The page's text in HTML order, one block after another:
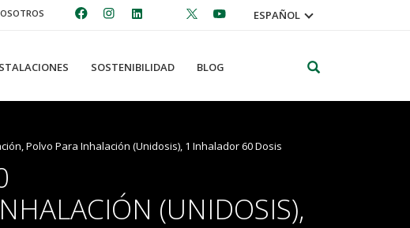
ESPAÑOL
SOSTENIBILIDAD BLOG
Polvo Para Inhalación (Unidosis), 1 Inhalador 60 Dosis
(UNIDOSIS),